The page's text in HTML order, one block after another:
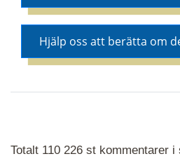
Hjälp oss att berätta om
Totalt 110 226 st kommentarer i